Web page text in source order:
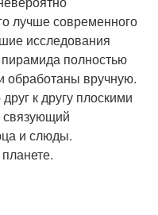
лучше современного
исследования
пирамида полностью
обработаны вручную.
к другу плоскими
связующий
и слюды.